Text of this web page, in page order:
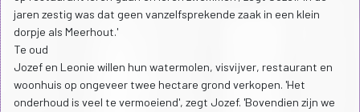
jaren zestig was dat geen vanzelfsprekende zaak in een klein
dorpje als Meerhout.'
Te oud
Jozef en Leonie willen hun watermolen, visvijver, restaurant en
woonhuis op ongeveer twee hectare grond verkopen. 'Het
onderhoud is veel te vermoeiend', zegt Jozef. 'Bovendien zijn we